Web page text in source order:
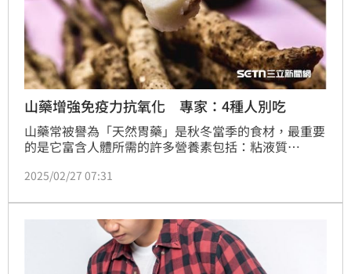
山藥增強免疫力抗氧化 專家：4種人別吃
山藥常被譽為「天然胃藥」是秋冬當季的食材，最重要
的是它富含人體所需的許多營養素包括：粘液質
A、B1、B2、C及鉀、鈣、鐵、磷等。營養學專家洪泰
外，對人體還有6大好處，是相當多功能且有益健康的
2025/02/27 07:31